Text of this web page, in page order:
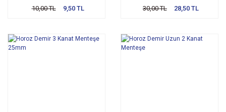
10,00 TL 9,50 TL
30,00 TL
28,50 TL